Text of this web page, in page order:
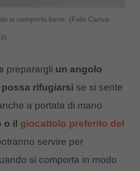
si comporta bene. (Foto Canva-
preparargli un angolo
rifugiarsi se si sente
a portata di mano
il giocattolo preferito del
servire per
si comporta in modo